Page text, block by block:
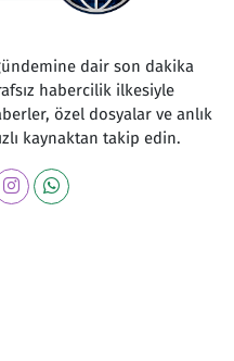
dair son dakika
habercilik ilkesiyle
özel dosyalar ve anlık
kaynaktan takip edin.